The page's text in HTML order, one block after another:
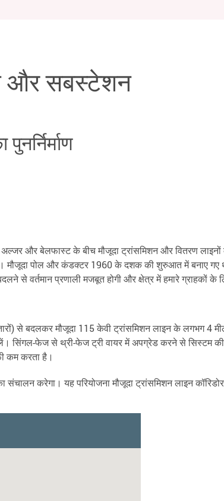
और सबस्टेशन
और बेलफास्ट के बीच मौजूदा ट्रांसमिशन और वितरण लाइनों का
है। मौजूदा पोल और कंडक्टर 1960 के दशक की शुरुआत में बनाए
से वर्तमान प्रणाली मजबूत होगी और क्षेत्र में हमारे ग्राहकों
से बदलकर मौजूदा 115 केवी ट्रांसमिशन लाइन के लगभग 4 मील
फेज से थ्री-फेज ट्री वायर में अपग्रेड करने से सिस्टम की
कम करता है।
संचालन करेगा। यह परियोजना मौजूदा ट्रांसमिशन लाइन